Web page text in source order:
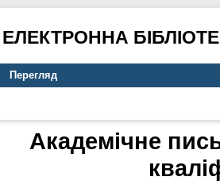
ЕЛЕКТРОННА
Перегляд
Академічне